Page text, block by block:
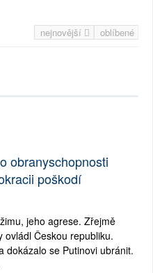
nejnovější oblíbené
obranyschopnosti
poškodí
jeho agrese. Zřejmě
ovládl Českou republiku.
dokázalo se Putinovi ubránit.